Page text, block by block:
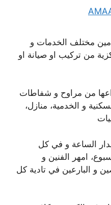
مختلف الخدمات و
من تركيب او صيانة او
من مراوح و شفاطات
و الخدمية، منازل،
الساعة و في كل
امهر الفنين و
و البارعين في تادية كل